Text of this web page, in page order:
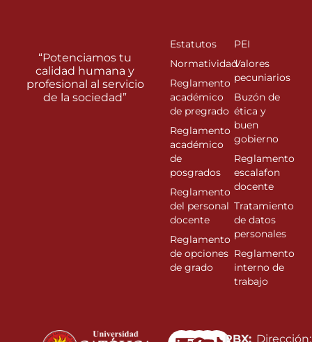
Linkedin
Instagram
Facebook
Youtube
PBX: Dirección:
“Potenciamos tu
calidad humana y
profesional al servicio
de la sociedad”
Estatutos
Normatividad
Reglamento
académico
de pregrado
Reglamento
académico
de
posgrados
Reglamento
del personal
docente
Reglamento
de opciones
de grado
PEI
Valores
pecuniarios
Buzón de
ética y
buen
gobierno
Reglamento
escalafon
docente
Tratamiento
de datos
personales
Reglamento
interno de
trabajo